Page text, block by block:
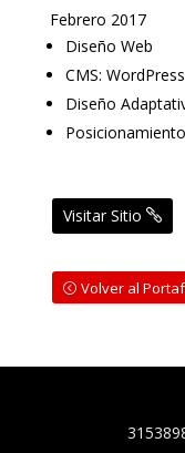
Febrero 2017
Diseño Web
CMS: WordPress
Diseño
Visitar Sitio
Volver al